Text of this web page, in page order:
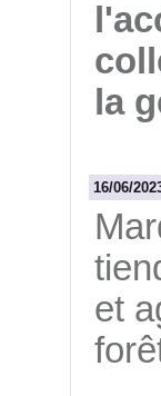
la
16/06/
et